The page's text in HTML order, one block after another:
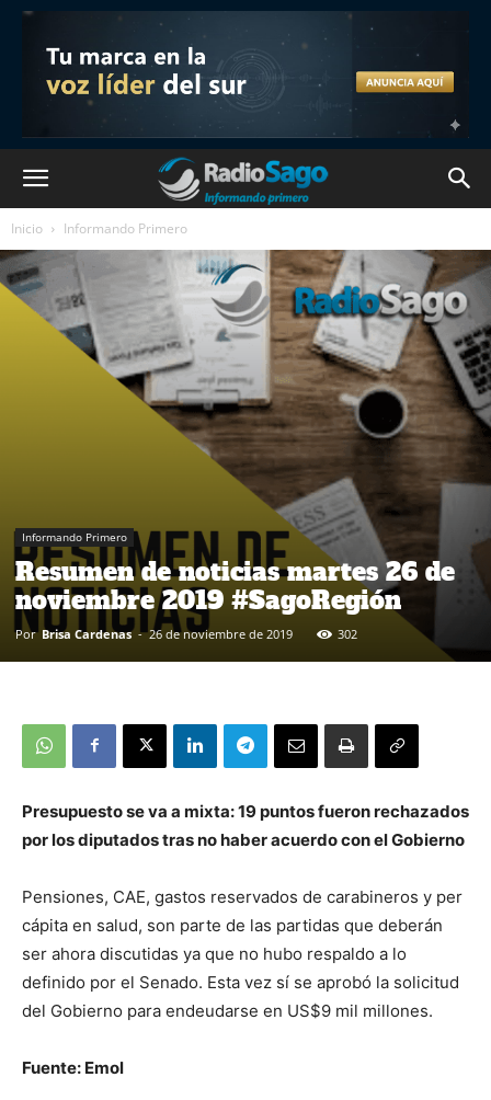
Inicio Informando Primero
Informando Primero
Resumen de noticias martes 26 de
noviembre 2019 #SagoRegión
Por Brisa Cardenas - 26 de noviembre de 2019 302
Presupuesto se va a mixta: 19 puntos fueron rechazados
por los diputados tras no haber acuerdo con el Gobierno
Pensiones, CAE, gastos reservados de carabineros y per
cápita en salud, son parte de las partidas que deberán
ser ahora discutidas ya que no hubo respaldo a lo
definido por el Senado. Esta vez sí se aprobó la solicitud
del Gobierno para endeudarse en US$9 mil millones.
Fuente: Emol